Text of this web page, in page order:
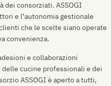
consorziati. ASSOGI
e l’autonomia gestionale
che le scelte siano operate
convenienza.
e collaborazioni
cucine professionali e dei
ASSOGI è aperto a tutti,